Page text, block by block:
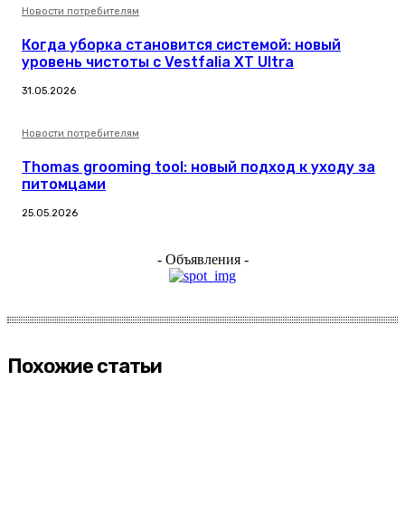
Новости потребителям
Когда уборка становится системой: новый
уровень чистоты с Vestfalia XT Ultra
31.05.2026
Новости потребителям
Thomas grooming tool: новый подход к уходу за
питомцами
25.05.2026
- Объявления -
Похожие статьи